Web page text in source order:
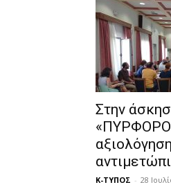
Στην
Κ-ΤΥΠΟΣ - 28